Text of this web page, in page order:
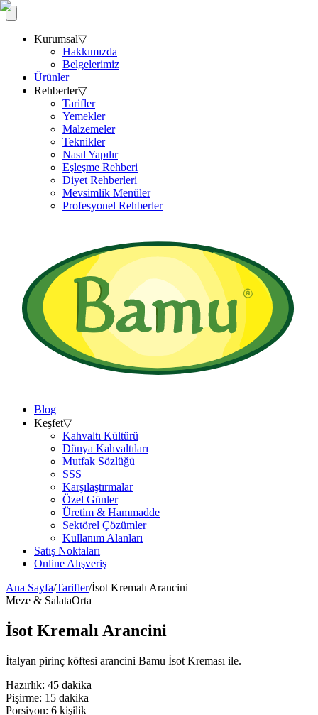
Kurumsal▽
Hakkımızda
Belgelerimiz
Ürünler
Rehberler▽
Tarifler
Yemekler
Malzemeler
Teknikler
Nasıl Yapılır
Eşleşme Rehberi
Diyet Rehberleri
Mevsimlik Menüler
Profesyonel Rehberler
Blog
Keşfet▽
Kahvaltı Kültürü
Dünya Kahvaltıları
Mutfak Sözlüğü
SSS
Karşılaştırmalar
Özel Günler
Üretim & Hammadde
Sektörel Çözümler
Kullanım Alanları
Satış Noktaları
Online Alışveriş
Ana Sayfa/Tarifler/İsot Kremalı Arancini
Meze & SalataOrta
İsot Kremalı Arancini
İtalyan pirinç köftesi arancini Bamu İsot Kreması ile.
Hazırlık: 45 dakika
Pişirme: 15 dakika
Porsiyon: 6 kişilik